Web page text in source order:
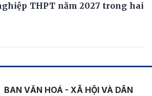
THPT năm 2027 trong hai
BAN VĂN HOÁ - XÃ HỘI VÀ DÂN